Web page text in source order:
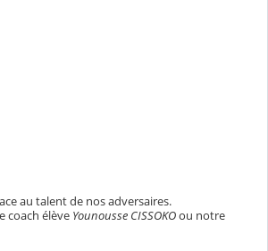
au talent de nos adversaires.
coach élève Younousse CISSOKOou notre